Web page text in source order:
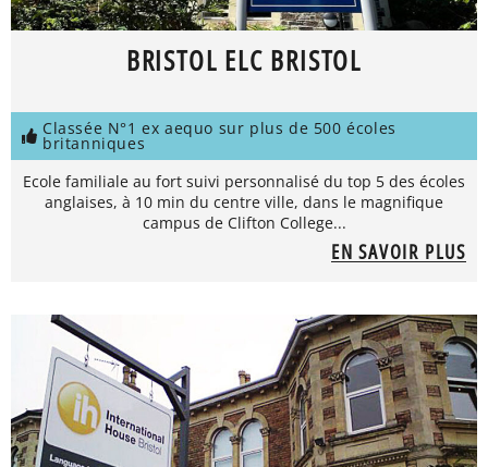
BRISTOL ELC BRISTOL
Classée N°1 ex aequo sur plus de 500 écoles
britanniques
Ecole familiale au fort suivi personnalisé du top 5 des écoles
anglaises, à 10 min du centre ville, dans le magnifique
campus de Clifton College...
EN SAVOIR PLUS